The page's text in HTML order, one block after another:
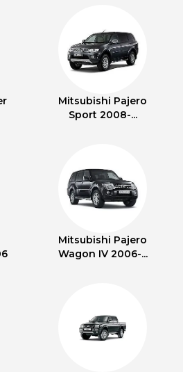
Mitsubishi Pajero
Sport 2008-...
Mitsubishi Pajero
Wagon IV 2006-...